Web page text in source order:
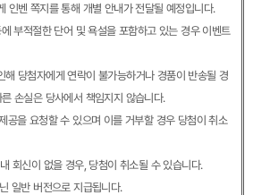
인벤 쪽지를 통해 개별 안내가 전달될 예정입니다.
부적절한 단어 및 욕설을 포함하고 있는 경우 이벤트
당첨자에게 연락이 불가능하거나 경품이 반송될 경
손실은 당사에서 책임지지 않습니다.
공을 요청할 수 있으며 이를 거부할 경우 당첨이 취소
회신이 없을 경우, 당첨이 취소될 수 있습니다.
일반 버전으로 지급됩니다.